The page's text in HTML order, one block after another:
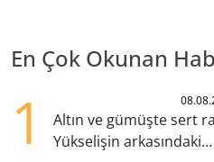
En Çok Okunan
1
Altın ve gümüşte sert
Yükselişin arkasındaki